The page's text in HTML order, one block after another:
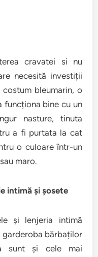
cravatei si nu
necesită investiții
bleumarin, o
funcționa bine cu un
nasture, tinuta
a fi purtata la cat
o culoare într-un
maro.
intimă și șosete
și lenjeria intimă
garderoba bărbaților
sunt și cele mai